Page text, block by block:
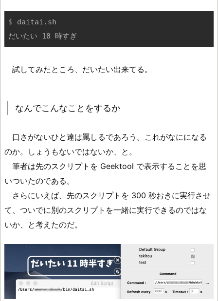
$ daitai.sh
試してみたところ、だいたい出来てる。
なんでこんなことをするか
口さがないひと達は罵しるであろう。これがなにになる
のか。しょうもないではないか、と。
筆者は先のスクリプトを Geektool で表示することを思
いついたのである。
さらにいえば、先のスクリプトを 300 秒おきに実行させ
て、ついでに別のスクリプトを一緒に実行できるのではな
いか、と考えたのだ。